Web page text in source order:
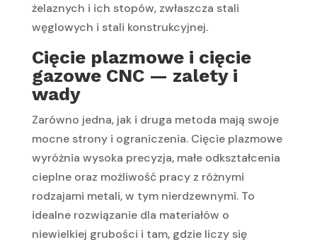
żelaznych i ich stopów, zwłaszcza stali
węglowych i stali konstrukcyjnej.
Cięcie plazmowe i cięcie
gazowe CNC — zalety i
wady
Zarówno jedna, jak i druga metoda mają swoje
mocne strony i ograniczenia. Cięcie plazmowe
wyróżnia wysoka precyzja, małe odkształcenia
cieplne oraz możliwość pracy z różnymi
rodzajami metali, w tym nierdzewnymi. To
idealne rozwiązanie dla materiałów o
niewielkiej grubości i tam, gdzie liczy się